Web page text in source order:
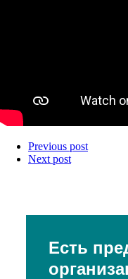
Previous post
Next post
Есть